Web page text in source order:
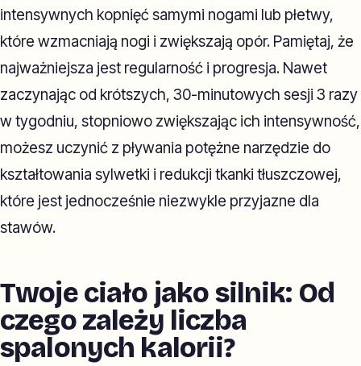
intensywnych kopnięć samymi nogami lub płetwy,
które wzmacniają nogi i zwiększają opór. Pamiętaj, że
najważniejsza jest regularność i progresja. Nawet
zaczynając od krótszych, 30-minutowych sesji 3 razy
w tygodniu, stopniowo zwiększając ich intensywność,
możesz uczynić z pływania potężne narzędzie do
kształtowania sylwetki i redukcji tkanki tłuszczowej,
które jest jednocześnie niezwykle przyjazne dla
stawów.
Twoje ciało jako silnik: Od
czego zależy liczba
spalonych kalorii?